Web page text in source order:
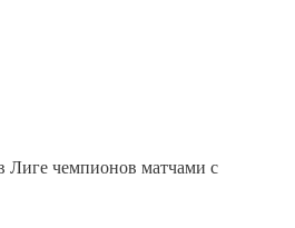
Лиге чемпионов матчами с